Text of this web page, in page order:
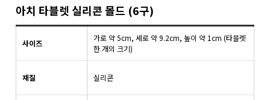
아치 타블렛 실리콘 몰드 (6구)
사이즈
가로 약 5cm, 세로 약 9.2cm, 높이 약 1cm (타블렛
한 개의 크기)
재질 실리콘